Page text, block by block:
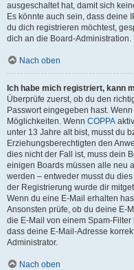
ausgeschaltet hat, damit sich
Es könnte auch sein, dass deine
du dich registrieren möchtest,
dich an die Board-Administration.
Nach oben
Ich habe mich registriert, kann
Überprüfe zuerst, ob du den
Passwort eingegeben hast.
Möglichkeiten. Wenn COPPA
unter 13 Jahre alt bist, musst du
Erziehungsberechtigten den
dies nicht der Fall ist, muss dein
einigen Boards müssen alle neu
werden – entweder musst du
der Registrierung wurde dir
Wenn du eine E-Mail erhalten
Ansonsten prüfe, ob du deine E-
die E-Mail von einem Spam-
dass deine E-Mail-Adresse
Administrator.
Nach oben